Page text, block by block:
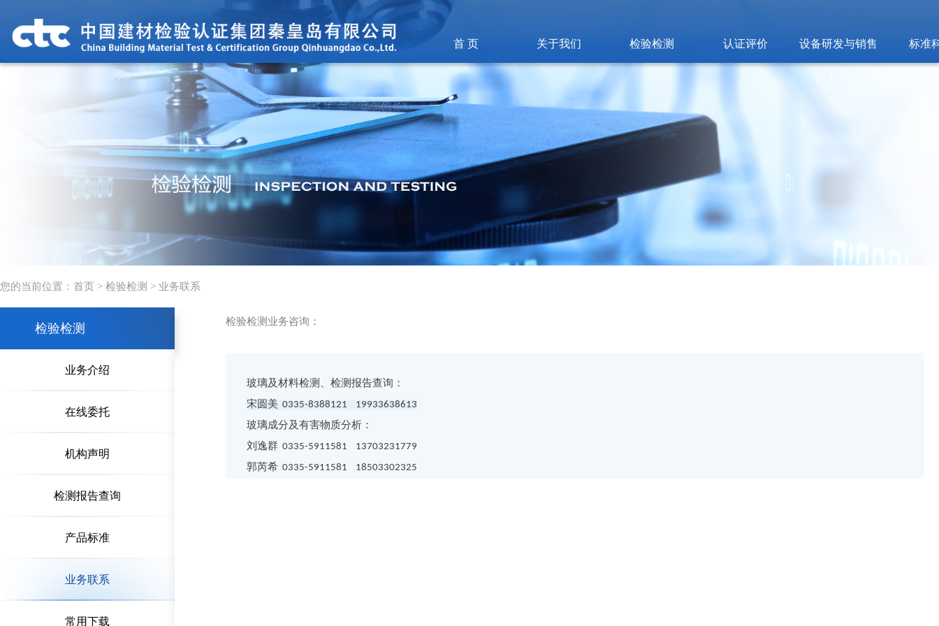
首 页 关于我们 检验检测 认证评价 设备研发与销售 标准
您的当前位置：首页 > 检验检测 > 业务联系
检验检测
业务介绍
在线委托
机构声明
检测报告查询
产品标准
业务联系
常用下载
检验检测业务咨询：
玻璃及材料检测、检测报告查询：
宋圆美 0335-8388121 19933638613
玻璃成分及有害物质分析：
刘逸群 0335-5911581 13703231779
郭芮希 0335-5911581 18503302325